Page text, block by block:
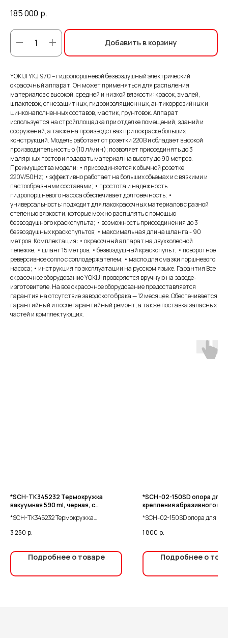
185 000 р.
Добавить в корзину
YOKIJI YKJ 970 – гидропоршневой безвоздушный электрический
окрасочный аппарат. Он может применяться для распыления
материалов с высокой, средней и низкой вязкости: красок, эмалей,
шпаклевок, огнезащитных, гидроизоляционных, антикоррозийных и
цинконаполненных составов, мастик, грунтовок. Аппарат
используется на стройплощадка при отделке помещений, зданий и
сооружений, а также на производствах при покраске больших
конструкций. Модель работает от розетки 220B и обладает высокой
производительностью (10 л/мин); позволяет присоединять до 3
малярных постов и подавать материал на высоту до 90 метров.
Преимущества модели: • присоединяется к обычной розетке
220V/50Hz; • эффективно работает на больших объемах и с вязкими и
пастообразными составами; • простота и надежность
гидропоршневого насоса обеспечивает долговечность; •
универсальность: подходит для лакокрасочных материалов с разной
степенью вязкости, которые можно распылять с помощью
безвоздушного краскопульта; • возможность присоединения до 3
безвоздушных краскопультов; • максимальная длина шланга - 90
метров. Комплектация: • окрасочный аппарат на двухколесной
тележке; • шланг 15 метров; • безвоздушный краскопульт; • поворотное
реверсивное сопло с соплодержателем; • масло для смазки поршневого
насоса; • инструкция по эксплуатации на русском языке. Гарантия Все
окрасочное оборудование YOKIJI проверяется вручную на заводе-
изготовителе. На все окрасочное оборудование предоставляется
гарантия на отсутствие заводского брака — 12 месяцев. Обеспечивается
гарантийный и послегарантийный ремонт, а также поставка запасных
частей и комплектующих.
*SCH-TK345232 Термокружка
вакуумная 590 ml, черная, с
SCHTAER
*SCH-TK345232 Термокружка
нанесением фирменного логотипа
3 250 р.
Подробнее о товаре
*SCH-02-150SD опора для
крепления абразивного
*SCH-02-150SD опора для
150 (аналог R7303-150)
1 800 р.
Подробнее о